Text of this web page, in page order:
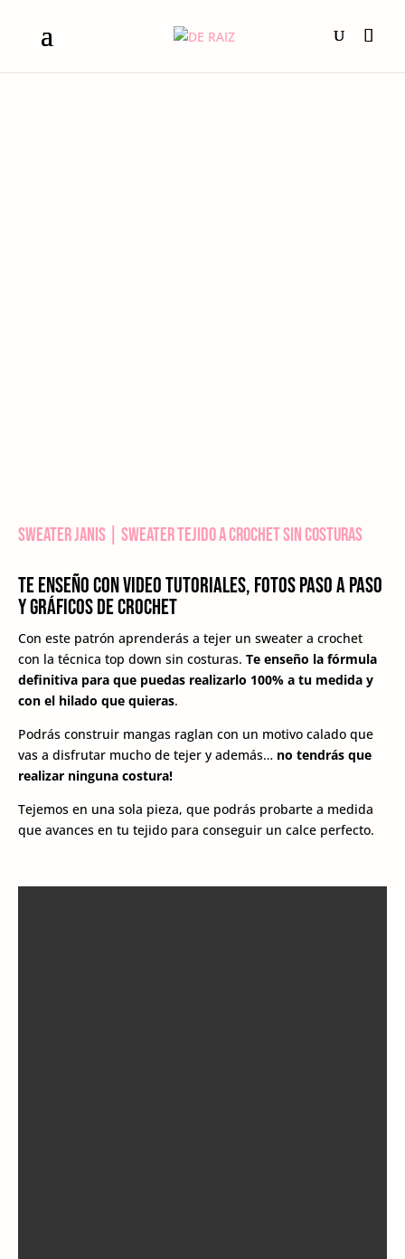
Sweater Janis | Sweater tejido a crochet sin costuras
Te enseño con video tutoriales, fotos paso a paso
y gráficos de crochet
Con este patrón aprenderás a tejer un sweater a crochet
con la técnica top down sin costuras.Te enseño la fórmula
definitiva para que puedas realizarlo 100% a tu medida y
con el hilado que quieras.
Podrás construir mangas raglan con un motivo calado que
vas a disfrutar mucho de tejer y además… no tendrás que
realizar ninguna costura!
Tejemos en una sola pieza, que podrás probarte a medida
que avances en tu tejido para conseguir un calce perfecto.